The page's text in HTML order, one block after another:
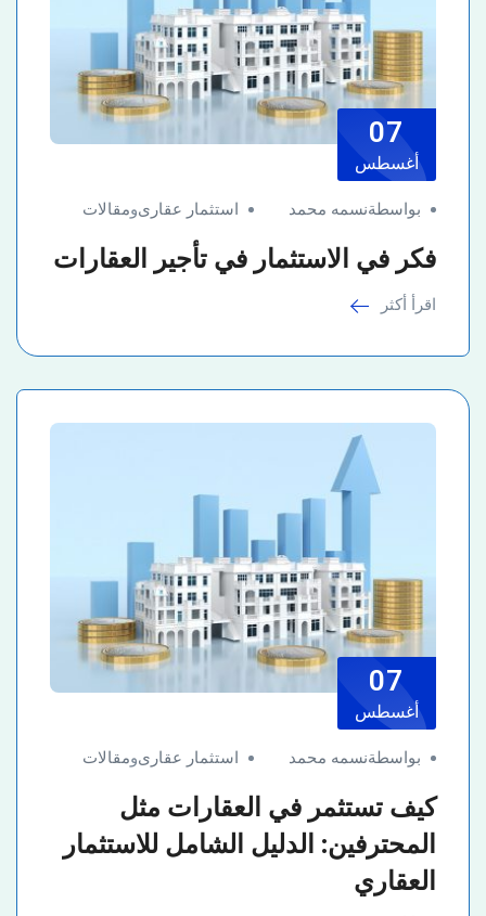
07
أغسطس
بواسطةنسمه محمد استثمار عقارىومقالات
فكر في الاستثمار في تأجير العقارات
اقرأ أكثر
07
أغسطس
بواسطةنسمه محمد استثمار عقارىومقالات
كيف تستثمر في العقارات مثل
المحترفين: الدليل الشامل للاستثمار
العقاري